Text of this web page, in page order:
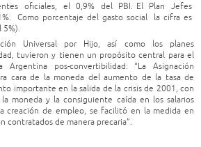
oficiales, el 0,9% del PBI. El Plan Jefes
Como porcentaje del gasto social la cifra es
5%).
Universal por Hijo, así como los planes
tuvieron y tienen un propósito central para el
pos-convertibilidad: “La Asignación
cara de la moneda del aumento de la tasa de
importante en la salida de la crisis de 2001, con
moneda y la consiguiente caída en los salarios
creación de empleo, se facilitó en la medida en
contratados de manera precaria”.